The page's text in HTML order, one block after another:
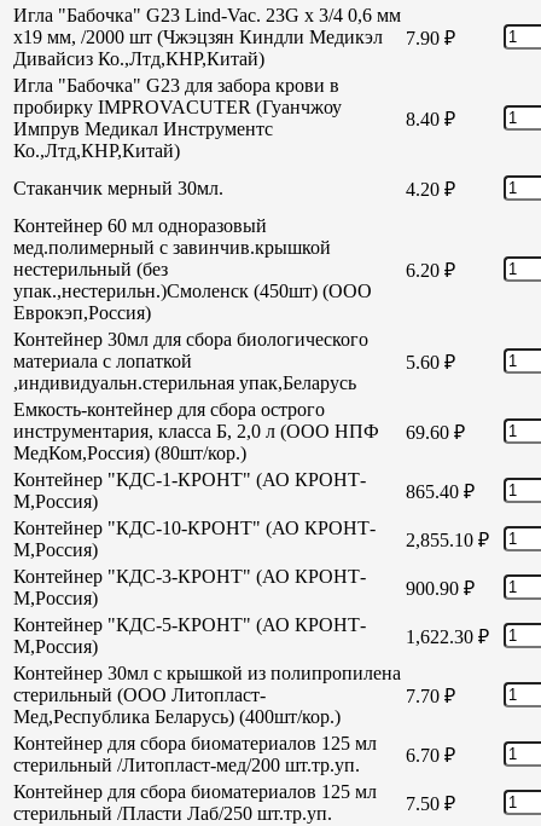
Игла "Бабочка" G23 Lind-Vac. 23G х 3/4 0,6 мм
х19 мм, /2000 шт (Чжэцзян Киндли Медикэл
Дивайсиз Ко.,Лтд,КНР,Китай)
7.90 ₽
Игла "Бабочка" G23 для забора крови в
пробирку IMPROVACUTER (Гуанчжоу
Импрув Медикал Инструментс
Ко.,Лтд,КНР,Китай)
8.40 ₽
Стаканчик мерный 30мл. 4.20 ₽
Контейнер 60 мл одноразовый
мед.полимерный с завинчив.крышкой
нестерильный (без
упак.,нестерильн.)Смоленск (450шт) (ООО
Еврокэп,Россия)
6.20 ₽
Контейнер 30мл для сбора биологического
материала с лопаткой
,индивидуальн.стерильная упак,Беларусь
5.60 ₽
Емкость-контейнер для сбора острого
инструментария, класса Б, 2,0 л (ООО НПФ
МедКом,Россия) (80шт/кор.)
69.60 ₽
Контейнер "КДС-1-КРОНТ" (АО КРОНТ-
М,Россия)
865.40 ₽
Контейнер "КДС-10-КРОНТ" (АО КРОНТ-
М,Россия)
2,855.10 ₽
Контейнер "КДС-3-КРОНТ" (АО КРОНТ-
М,Россия)
900.90 ₽
Контейнер "КДС-5-КРОНТ" (АО КРОНТ-
М,Россия)
1,622.30 ₽
Контейнер 30мл с крышкой из полипропилена
стерильный (ООО Литопласт-
Мед,Республика Беларусь) (400шт/кор.)
7.70 ₽
Контейнер для сбора биоматериалов 125 мл
стерильный /Литопласт-мед/200 шт.тр.уп.
6.70 ₽
Контейнер для сбора биоматериалов 125 мл
стерильный /Пласти Лаб/250 шт.тр.уп.
7.50 ₽